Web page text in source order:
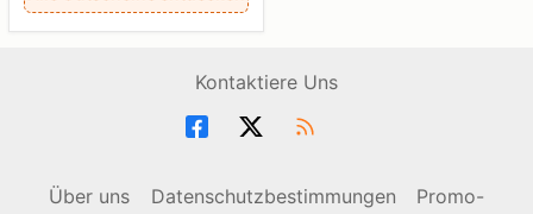
Kontaktiere Uns
Über uns Datenschutzbestimmungen
Promo-